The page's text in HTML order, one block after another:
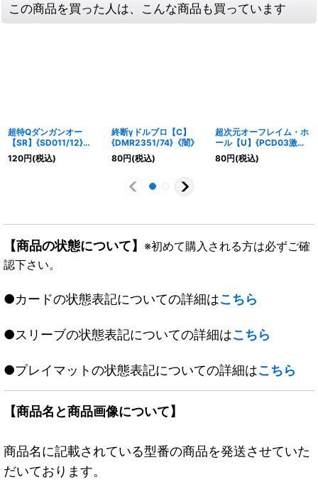
この商品を買った人は、こんな商品も買っています
超特Qダンガンオー
【SR】{SD011/12}
《無》
120円(税込)
終断γドルブロ【C】
{DMR2351/74}《闇》
80円(税込)
超次元オーフレイム・ホ
ール【U】{PCD03激
12/激17}《火》
80円(税込)
【商品の状態について】 ※初めて購入される方は必ずご確
認下さい。
●カードの状態表記についての詳細はこちら
●スリーブの状態表記についての詳細はこちら
●プレイマットの状態表記についての詳細はこちら
【商品名と商品画像について】
商品名に記載されている型番の商品を発送させていた
だいております。